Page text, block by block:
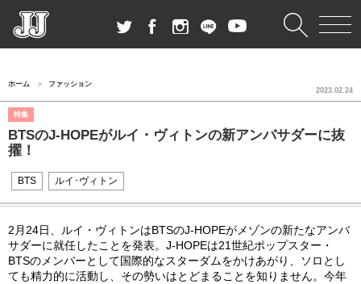
ホーム ファッション
特集
BTSのJ-HOPEがルイ・ヴィトンの新アンバサダーに抜
擢！
2023.02.24
BTS ルイ･ヴィトン
2月24日、ルイ・ヴィトンはBTSのJ-HOPEがメゾンの新たなアンバ
サダーに就任したことを発表。J‐HOPEは21世紀ポップスター・
BTSのメンバーとして国際的なスターダムをかけあがり、ソロとし
ても精力的に活動し、その勢いはとどまることを知りません。今年